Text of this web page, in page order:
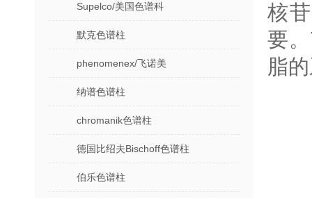
Supelco/美国色谱科
默克色谱柱
phenomenex/飞诺美
纳谱色谱柱
chromanik色谱柱
德国比绍夫Bischoff色谱柱
伯乐色谱柱
核
要
脂